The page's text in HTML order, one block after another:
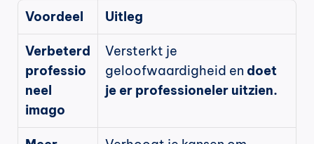
Voordeel Uitleg
Verbeterd
professio
neel
imago
Versterkt je
geloofwaardigheid en doet
je er professioneler uitzien.